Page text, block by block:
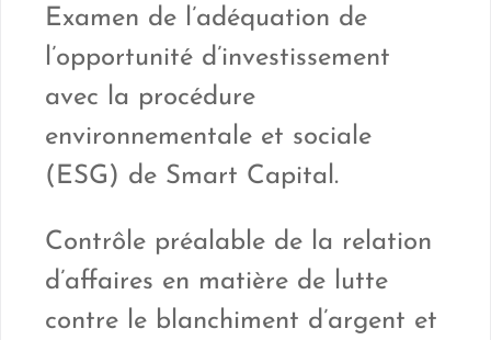
Examen de l’adéquation de
l’opportunité d’investissement
avec la procédure
environnementale et sociale
(ESG) de Smart Capital.
Contrôle préalable de la relation
d’affaires en matière de lutte
contre le blanchiment d’argent et